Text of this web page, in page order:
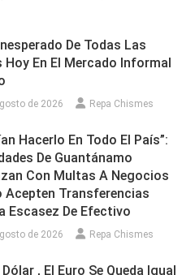
De Todas Las
Hoy En El Mercado Informal
de 2026 Repa Chismes
Hacerlo En Todo El País”:
De Guantánamo
Con Multas A Negocios
Acepten Transferencias
Escasez De Efectivo
de 2026 Repa Chismes
Dólar , El Euro Se Queda Igual